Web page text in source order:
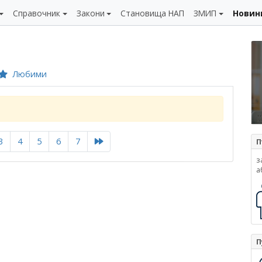
Справочник Закони Становища НАП ЗМИП
Любими
4 5 6 7